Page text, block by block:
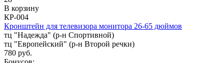
В корзину
КР-004
Кронштейн для телевизора монитора 26-65 дюймов
тц "Надежда" (р-н Спортивной)
тц "Европейский" (р-н Второй речки)
780 руб.